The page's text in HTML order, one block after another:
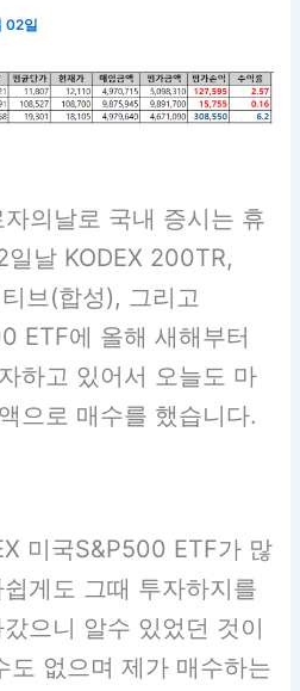
02일
의날로 국내 증시는 휴
날 KODEX 200TR,
브(합성), 그리고
ETF에 올해 새해부터
하고 있어서 오늘도 마
으로 매수를 했습니다.
미국S&P500 ETF가 많
게도 그때 투자하지를
으니 알수 있었던 것이
도 없으며 제가 매수하는